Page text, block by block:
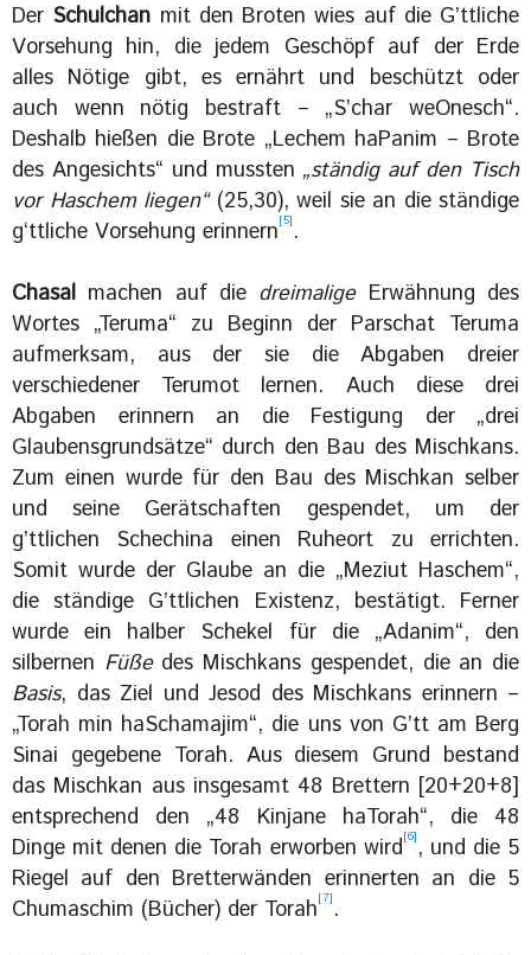
Der Schulchan mit den Broten wies auf die G’ttliche
Vorsehung hin, die jedem Geschöpf auf der Erde
alles Nötige gibt, es ernährt und beschützt oder
auch wenn nötig bestraft – „S’char weOnesch“.
Deshalb hießen die Brote „Lechem haPanim – Brote
des Angesichts“ und mussten„ständig auf den Tisch
vor Haschem liegen“(25,30), weil sie an die ständige
g‘ttliche Vorsehung erinnern[5] .
Chasal machen auf die dreimaligeErwähnung des
Wortes „Teruma“ zu Beginn der Parschat Teruma
aufmerksam, aus der sie die Abgaben dreier
verschiedener Terumot lernen. Auch diese drei
Abgaben erinnern an die Festigung der „drei
Glaubensgrundsätze“ durch den Bau des Mischkans.
Zum einen wurde für den Bau des Mischkan selber
und seine Gerätschaften gespendet, um der
g’ttlichen Schechina einen Ruheort zu errichten.
Somit wurde der Glaube an die „Meziut Haschem“,
die ständige G’ttlichen Existenz, bestätigt. Ferner
wurde ein halber Schekel für die „Adanim“, den
silbernen Füßedes Mischkans gespendet, die an die
Basis, das Ziel und Jesod des Mischkans erinnern –
„Torah min haSchamajim“, die uns von G’tt am Berg
Sinai gegebene Torah. Aus diesem Grund bestand
das Mischkan aus insgesamt 48 Brettern [20+20+8]
entsprechend den „48 Kinjane haTorah“, die 48
Dinge mit denen die Torah erworben wird[6] , und die 5
Riegel auf den Bretterwänden erinnerten an die 5
Chumaschim (Bücher) der Torah[7] .